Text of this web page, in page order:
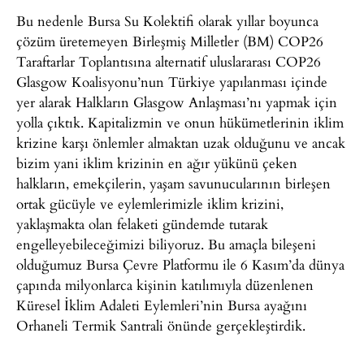
Bu nedenle Bursa Su Kolektifi olarak yıllar boyunca
çözüm üretemeyen Birleşmiş Milletler (BM) COP26
Taraftarlar Toplantısına alternatif uluslararası COP26
Glasgow Koalisyonu’nun Türkiye yapılanması içinde
yer alarak Halkların Glasgow Anlaşması’nı yapmak için
yolla çıktık. Kapitalizmin ve onun hükümetlerinin iklim
krizine karşı önlemler almaktan uzak olduğunu ve ancak
bizim yani iklim krizinin en ağır yükünü çeken
halkların, emekçilerin, yaşam savunucularının birleşen
ortak gücüyle ve eylemlerimizle iklim krizini,
yaklaşmakta olan felaketi gündemde tutarak
engelleyebileceğimizi biliyoruz. Bu amaçla bileşeni
olduğumuz Bursa Çevre Platformu ile 6 Kasım’da dünya
çapında milyonlarca kişinin katılımıyla düzenlenen
Küresel İklim Adaleti Eylemleri’nin Bursa ayağını
Orhaneli Termik Santrali önünde gerçekleştirdik.